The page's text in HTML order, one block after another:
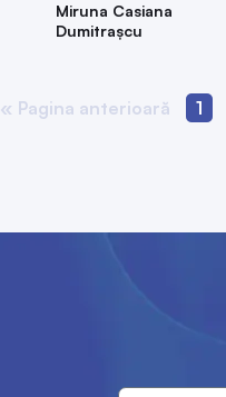
Miruna Casiana
Dumitrașcu
« Pagina anterioară 1